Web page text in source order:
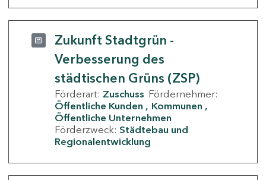
Zukunft Stadtgrün -
Verbesserung des
städtischen Grüns (ZSP)
Förderart: Zuschuss Fördernehmer:
Öffentliche Kunden
Kommunen
Öffentliche Unternehmen
Förderzweck: Städtebau und
Regionalentwicklung